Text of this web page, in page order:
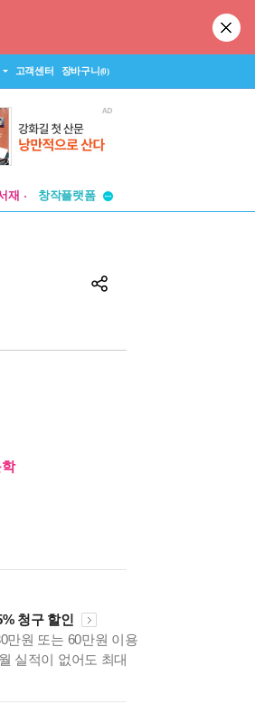
고객센터 장바구니(0)
재
창작플랫폼
청구 할인
만원 또는 60만원 이용
실적이 없어도 최대